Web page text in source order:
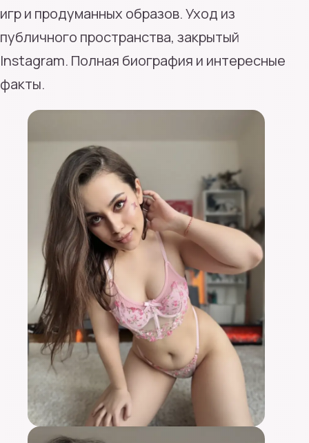
игр и продуманных образов. Уход из
публичного пространства, закрытый
Instagram. Полная биография и интересные
факты.